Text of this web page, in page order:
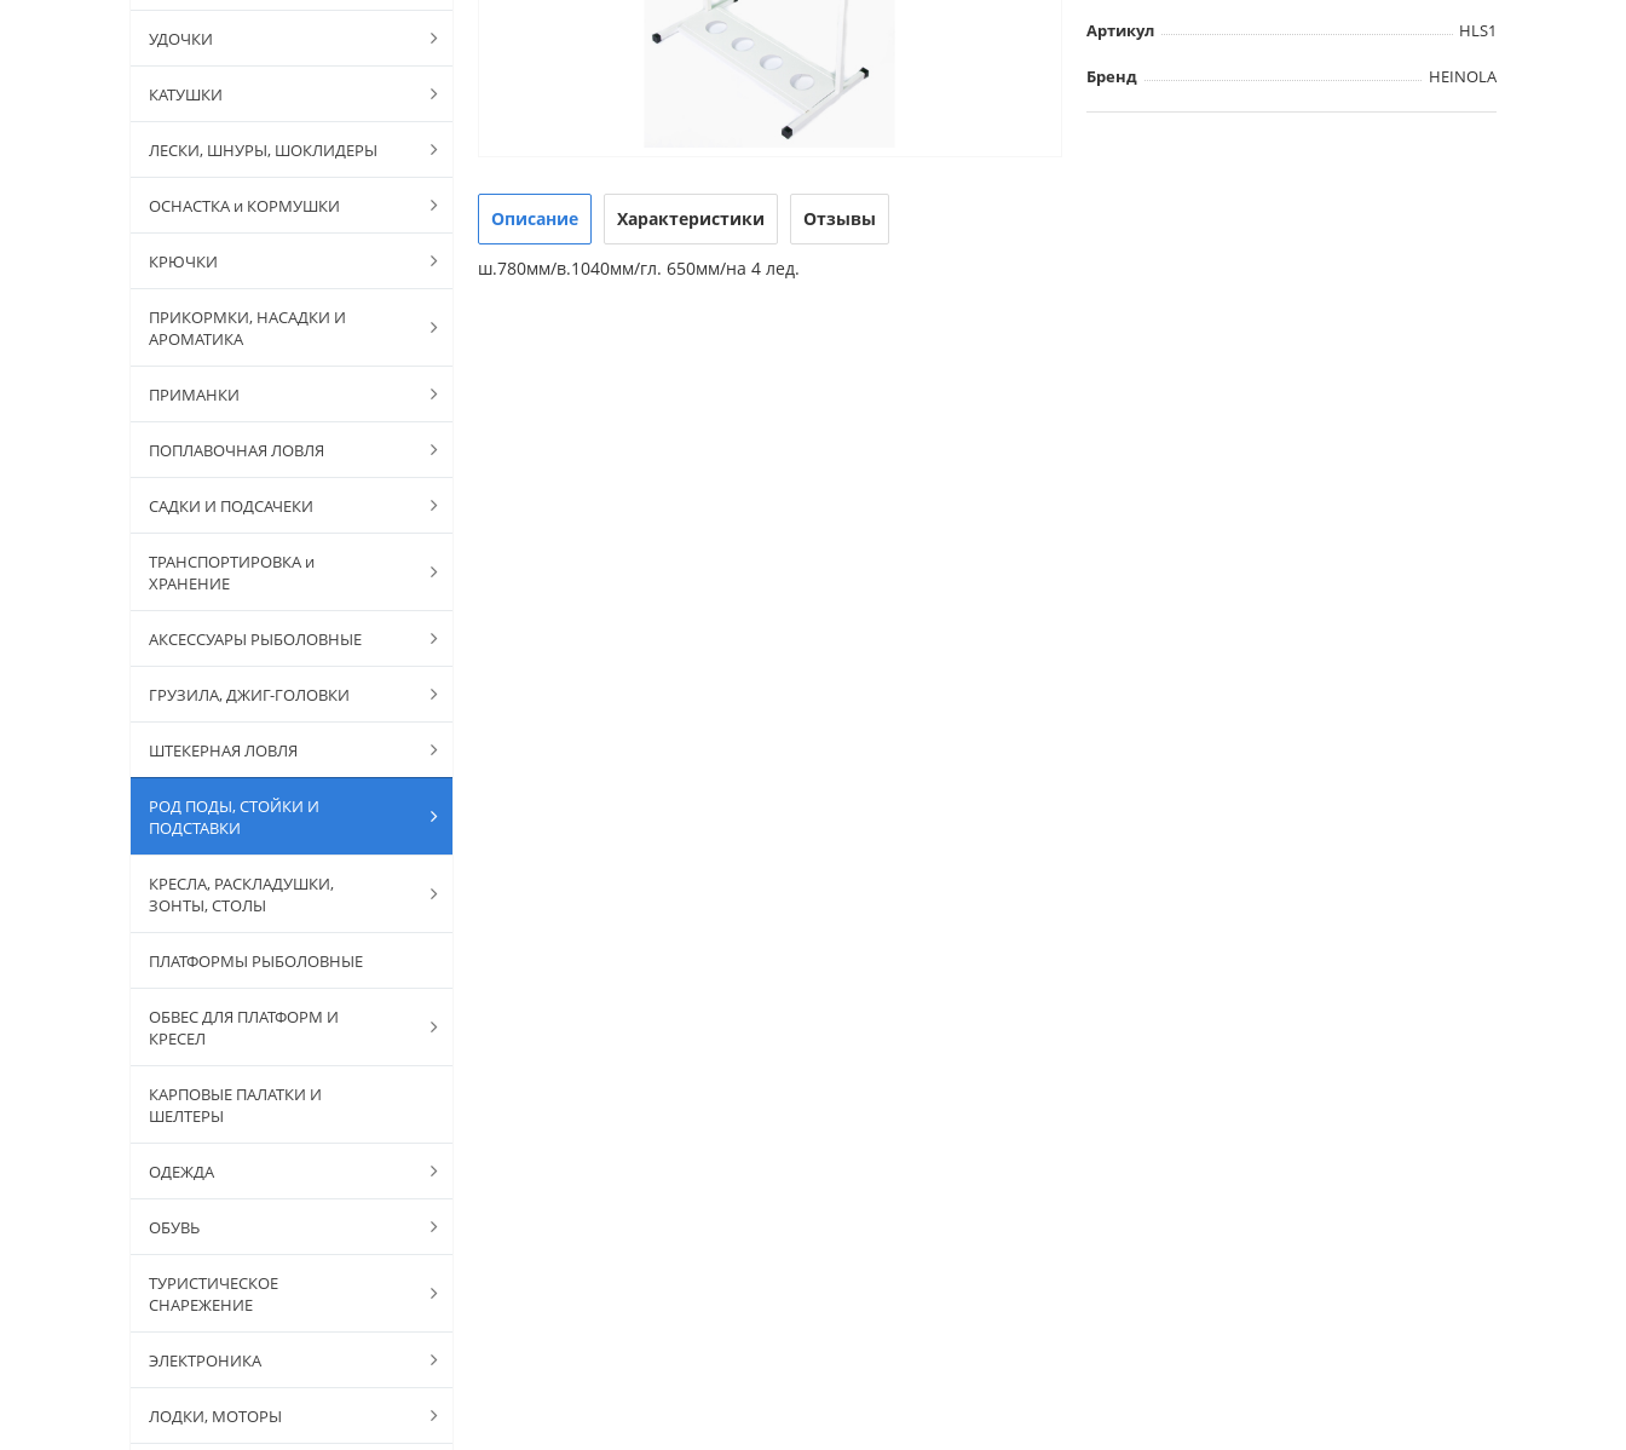
УДОЧКИ
КАТУШКИ
ЛЕСКИ, ШНУРЫ, ШОКЛИДЕРЫ
ОСНАСТКА и КОРМУШКИ
КРЮЧКИ
ПРИКОРМКИ, НАСАДКИ И
АРОМАТИКА
ПРИМАНКИ
ПОПЛАВОЧНАЯ ЛОВЛЯ
САДКИ И ПОДСАЧЕКИ
ТРАНСПОРТИРОВКА и
ХРАНЕНИЕ
АКСЕССУАРЫ РЫБОЛОВНЫЕ
ГРУЗИЛА, ДЖИГ-ГОЛОВКИ
ШТЕКЕРНАЯ ЛОВЛЯ
РОД ПОДЫ, СТОЙКИ И
ПОДСТАВКИ
КРЕСЛА, РАСКЛАДУШКИ,
ЗОНТЫ, СТОЛЫ
ПЛАТФОРМЫ РЫБОЛОВНЫЕ
ОБВЕС ДЛЯ ПЛАТФОРМ И
КРЕСЕЛ
КАРПОВЫЕ ПАЛАТКИ И
ШЕЛТЕРЫ
ОДЕЖДА
ОБУВЬ
ТУРИСТИЧЕСКОЕ
СНАРЕЖЕНИЕ
ЭЛЕКТРОНИКА
ЛОДКИ, МОТОРЫ
Артикул HLS1
Бренд HEINOLA
Описание Характеристики Отзывы
ш.780мм/в.1040мм/гл. 650мм/на 4 лед.